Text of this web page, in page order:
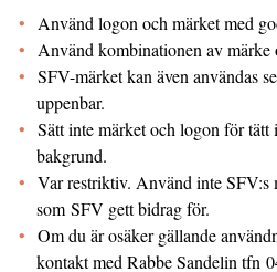
Använd logon och märket med
Använd kombinationen av
SFV-märket kan även användas
uppenbar.
Sätt inte märket och logon för
bakgrund.
Var restriktiv. Använd inte SFV:s
som SFV gett bidrag för.
Om du är osäker gällande
kontakt med Rabbe Sandelin tfn